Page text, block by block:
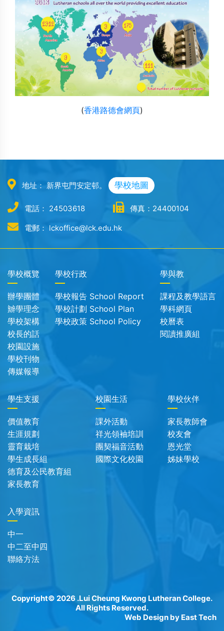
(香港路德會網頁)
地址： 新界屯門安定邨。 學校地圖
電話： 24503618 傳真：24400104
電郵： lckoffice@lck.edu.hk
學校概覽
辦學團體
辧學理念
學校架構
校長的話
校園設施
學校刊物
傳媒報導
學校行政
學校報告 School Report
學校計劃 School Plan
學校政策 School Policy
學與教
課程及教學語言
學科網頁
校曆表
閱讀推廣組
學生支援
價值教育
生涯規劃
靈育栽培
學生成長組
德育及公民教育組
家長教育
校園生活
課外活動
祥光領袖培訓
團契福音活動
國際文化校園
學校伙伴
家長教師會
校友會
恩光堂
姊妹學校
入學資訊
中一
中二至中四
聯絡方法
Copyright© 2026 .Lui Cheung Kwong Lutheran College.
All Rights Reserved.
Web Design by East Tech